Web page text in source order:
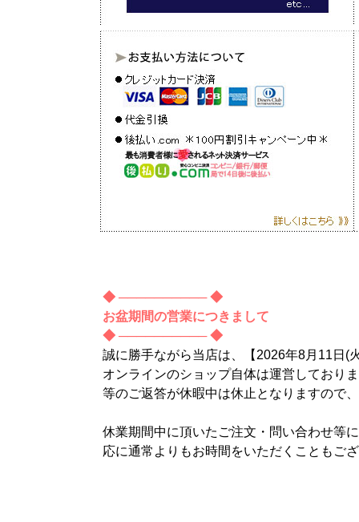
◆ ────────── ◆
お盆期間の営業につきまして
◆ ────────── ◆
誠に勝手ながら当店は、【2026年8月11日(
オンラインのショップ自体は運営しており
等のご返答が休暇中は休止となりますので
休業期間中に頂いたご注文・問い合わせ等
応に通常よりもお時間をいただくこともご